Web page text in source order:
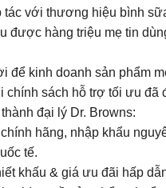
tác với thương hiệu bình
được hàng triệu mẹ tin
để kinh doanh sản phẩm
chính sách hỗ trợ tối ưu đã
đại lý Dr. Browns:
hãng, nhập khẩu
tế.
khấu & giá ưu đãi hấp